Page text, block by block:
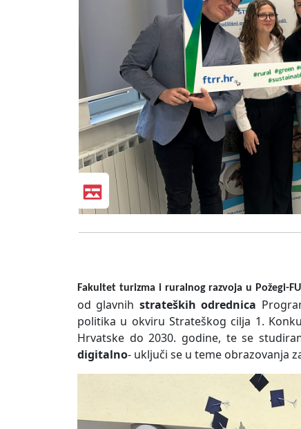
Fakultet turizma i ruralnog razvoja u Požegi-
od glavnih strateških odrednica
politika u okviru Strateškog cilja 1.
Hrvatske do 2030. godine, te se
digitalno- uključi se u teme obrazovanja